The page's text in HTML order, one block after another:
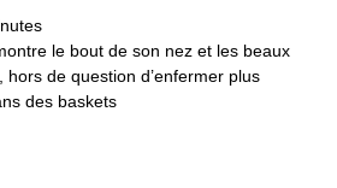
le bout de son nez et les beaux
de question d’enfermer plus
des baskets